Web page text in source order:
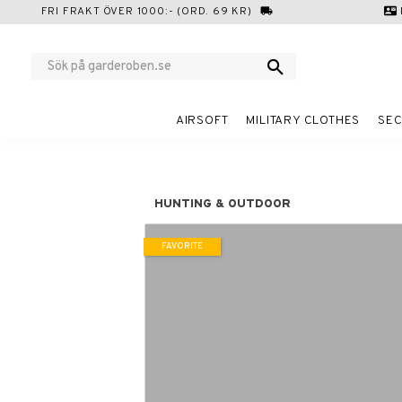
FRI FRAKT ÖVER 1000:- (ORD. 69 KR) local_shipping contact_mail
AIRSOFT MILITARY CLOTHES
HUNTING & OUTDOOR
FAVORITE